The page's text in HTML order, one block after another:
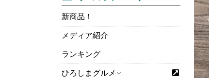
新商品！
メディア紹介
ランキング
ひろしまグルメ